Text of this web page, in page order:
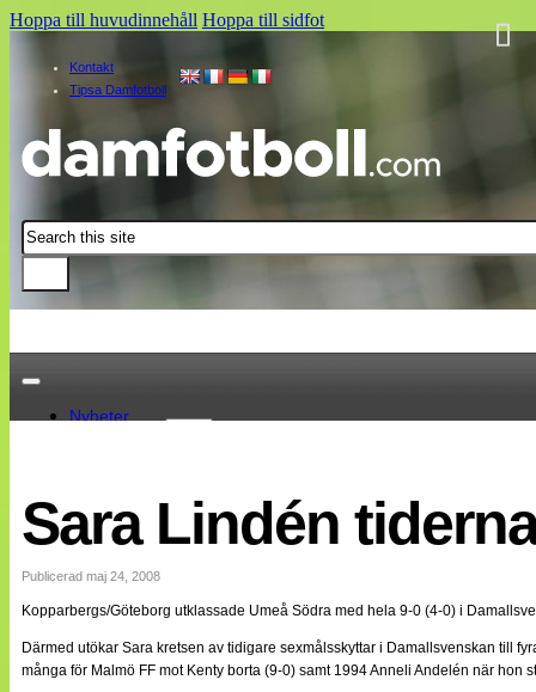
Hoppa till huvudinnehåll Hoppa till sidfot
Kontakt
Tipsa Damfotboll
Sök
Nyheter
Landslaget
EM 2013
Internationellt
Bildreportage
Bloggar
Lagen
Webb-TV
Sara Lindén
Publicerad maj 24, 2008
Kopparbergs/Göteborg utklassade Umeå Södra med hela 9-0 (4-0) i
Därmed utökar Sara kretsen av tidigare sexmålsskyttar i Damallsvenskan till
många för Malmö FF mot Kenty borta (9-0) samt 1994 Anneli Andelén när